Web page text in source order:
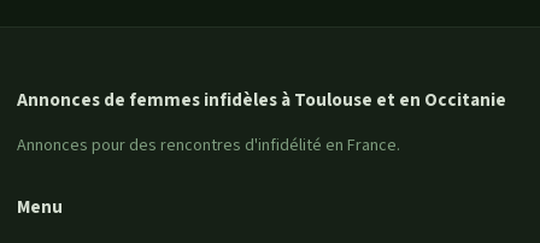
Annonces de femmes infidèles à Toulouse et en Occitanie
Annonces pour des rencontres d'infidélité en France.
Menu